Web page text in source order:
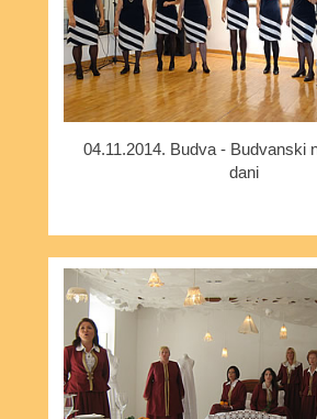
04.11.2014. Budva - Budvanski
dani